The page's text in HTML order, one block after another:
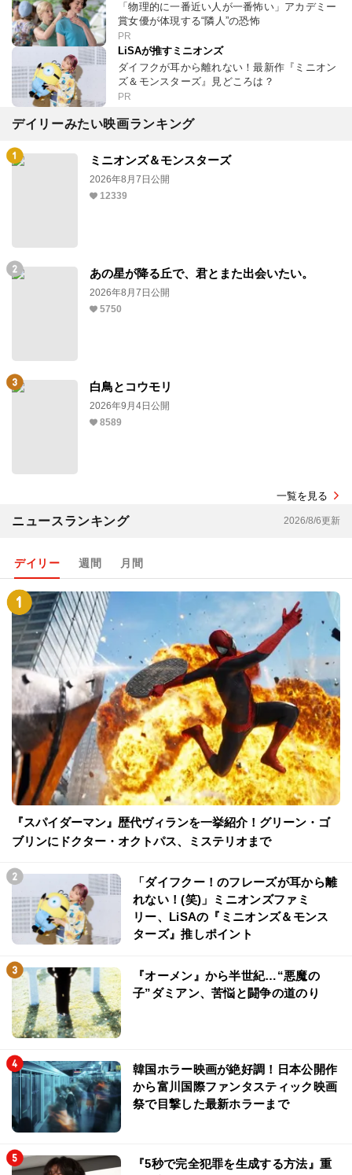
「物理的に一番近い人が一番怖い」アカデミー
賞女優が体現する“隣人”の恐怖
PR
LiSAが推すミニオンズ
ダイフクが耳から離れない！最新作『ミニオン
ズ＆モンスターズ』見どころは？
PR
デイリーみたい映画ランキング
ミニオンズ＆モンスターズ
2026年8月7日公開
12339
あの星が降る丘で、君とまた出会いたい。
2026年8月7日公開
5750
白鳥とコウモリ
2026年9月4日公開
8589
一覧を見る
ニュースランキング 2026/8/6更新
デイリー 週間 月間
『スパイダーマン』歴代ヴィランを一挙紹介！グリーン・ゴ
ブリンにドクター・オクトパス、ミステリオまで
「ダイフクー！のフレーズが耳から離
れない！(笑)」ミニオンズファミ
リー、LiSAの『ミニオンズ＆モンス
ターズ』推しポイント
『オーメン』から半世紀…“悪魔の
子”ダミアン、苦悩と闘争の道のり
韓国ホラー映画が絶好調！日本公開作
から富川国際ファンタスティック映画
祭で目撃した最新ホラーまで
『5秒で完全犯罪を生成する方法』重